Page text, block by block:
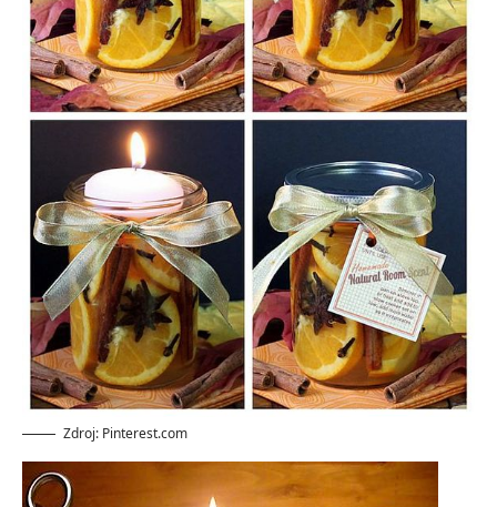
Zdroj: Pinterest.com